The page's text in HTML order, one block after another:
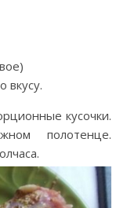
вкусу.
кусочки.
полотенце.